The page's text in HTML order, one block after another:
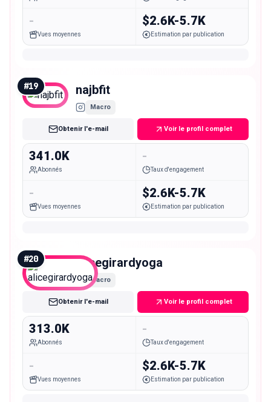
-
Vues moyennes
$2.6K-5.7K
Estimation par publication
#19 najbfit
Macro
Obtenir l'e-mail Voir le profil complet
341.0K
Abonnés
-
Taux d'engagement
-
Vues moyennes
$2.6K-5.7K
Estimation par publication
#20 alicegirardyoga
Macro
Obtenir l'e-mail Voir le profil complet
313.0K
Abonnés
-
Taux d'engagement
-
Vues moyennes
$2.6K-5.7K
Estimation par publication